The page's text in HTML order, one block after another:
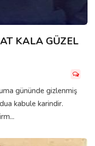
KALA GÜZEL
gününde gizlenmiş
kabule karindir.